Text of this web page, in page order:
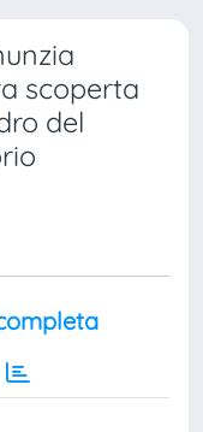
scoperta
del